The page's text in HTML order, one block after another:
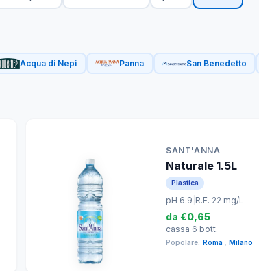
Acqua di Nepi Panna San Benedetto
SANT'ANNA
Naturale 1.5L
Plastica
pH 6.9 R.F. 22 mg/L
da €0,65
cassa 6 bott.
Popolare: Roma Milano